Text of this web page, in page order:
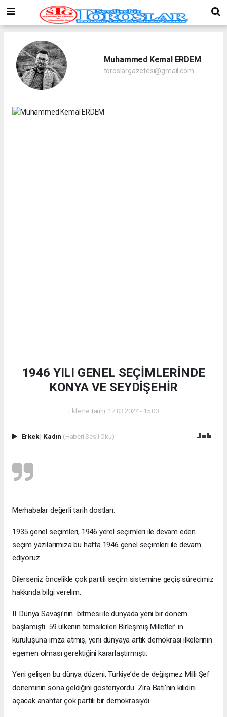
Muhammed Kemal ERDEM
toroslargazetesi@gmail.com
1946 YILI GENEL SEÇİMLERİNDE
KONYA VE SEYDİŞEHİR
Ekleme Tarihi: 17.03.2024 - 15:00
Erkek| Kadın (Haberi Sesli Oku)
Merhabalar değerli tarih dostları.
1935 genel seçimleri, 1946 yerel seçimleri ile devam eden
seçim yazılarımıza bu hafta 1946 genel seçimleri ile devam
ediyoruz.
Dilerseniz öncelikle çok partili seçim sistemine geçiş sürecimiz
hakkında bilgi verelim.
II. Dünya Savaşı’nın bitmesi ile dünyada yeni bir dönem
başlamıştı. 59 ülkenin temsilcileri Birleşmiş Milletler’ in
kuruluşuna imza atmış, yeni dünyaya artık demokrasi ilkelerinin
egemen olması gerektiğini kararlaştırmıştı.
Yeni gelişen bu dünya düzeni, Türkiye’de de değişmez Milli Şef
döneminin sona geldiğini gösteriyordu. Zira Batı’nın kilidini
açacak anahtar çok partili bir demokrasiydi.